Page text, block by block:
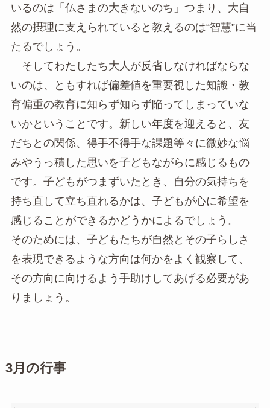
いるのは「仏さまの大きないのち」つまり、大自
然の摂理に支えられていると教えるのは“智慧”に当
たるでしょう。
そしてわたしたち大人が反省しなければならな
いのは、ともすれば偏差値を重要視した知識・教
育偏重の教育に知らず知らず陥ってしまっていな
いかということです。新しい年度を迎えると、友
だちとの関係、得手不得手な課題等々に微妙な悩
みやうっ積した思いを子どもながらに感じるもの
です。子どもがつまずいたとき、自分の気持ちを
持ち直して立ち直れるかは、子どもが心に希望を
感じることができるかどうかによるでしょう。
そのためには、子どもたちが自然とその子らしさ
を表現できるような方向は何かをよく観察して、
その方向に向けるよう手助けしてあげる必要があ
りましょう。
3月の行事